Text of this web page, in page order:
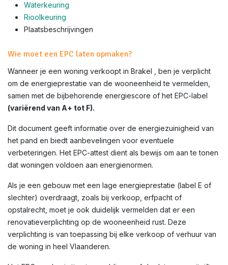
Waterkeuring
Rioolkeuring
Plaatsbeschrijvingen
Wie moet een EPC laten opmaken?
Wanneer je een woning verkoopt in Brakel , ben je verplicht
om de energieprestatie van de wooneenheid te vermelden,
samen met de bijbehorende energiescore of het EPC-label
(variërend van A+ tot F).
Dit document geeft informatie over de energiezuinigheid van
het pand en biedt aanbevelingen voor eventuele
verbeteringen. Het EPC-attest dient als bewijs om aan te tonen
dat woningen voldoen aan energienormen.
Als je een gebouw met een lage energieprestatie (label E of
slechter) overdraagt, zoals bij verkoop, erfpacht of
opstalrecht, moet je ook duidelijk vermelden dat er een
renovatieverplichting op de wooneenheid rust. Deze
verplichting is van toepassing bij elke verkoop of verhuur van
de woning in heel Vlaanderen.